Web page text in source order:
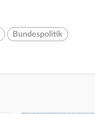
Bundespolitik